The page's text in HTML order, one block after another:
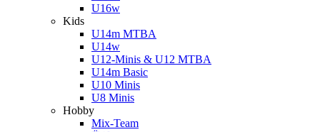
U16w
Kids
U14m MTBA
U14w
U12-Minis & U12 MTBA
U14m Basic
U10 Minis
U8 Minis
Hobby
Mix-Team